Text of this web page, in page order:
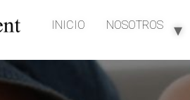
INICIO NOSOTROS